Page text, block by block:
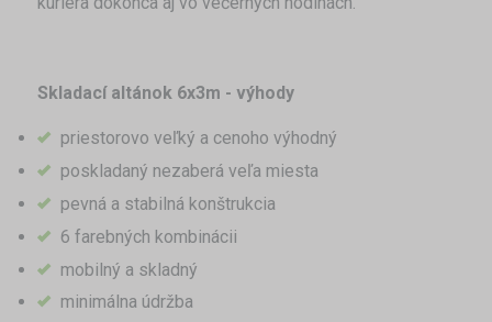
Skladací altánok 6x3m - výhody
priestorovo veľký a cenoho výhodný
poskladaný nezaberá veľa miesta
pevná a stabilná konštrukcia
6 farebných kombinácii
mobilný a skladný
minimálna údržba